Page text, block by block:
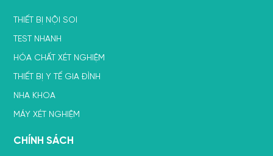
THIẾT BỊ NỘI SOI
TEST NHANH
HÓA CHẤT XÉT NGHIỆM
THIẾT BỊ Y TẾ GIA ĐÌNH
NHA KHOA
MÁY XÉT NGHIỆM
CHÍNH SÁCH